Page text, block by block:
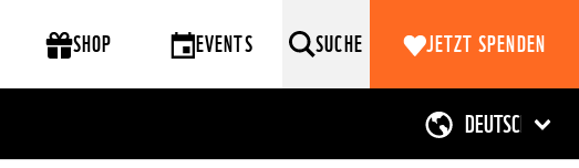
SHOP EVENTS SUCHE JETZT SPENDEN